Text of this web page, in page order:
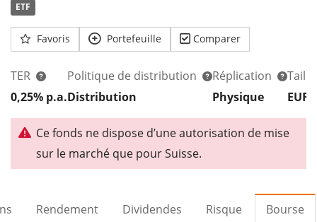
ETF
Favoris Portefeuille Comparer
TER
0,25% p.a.
Politique de distribution
Distribution
Réplication
Physique
EUR
Ce fonds ne dispose d’une autorisation de mise
sur le marché que pour Suisse.
Rendement Dividendes Risque Bourse